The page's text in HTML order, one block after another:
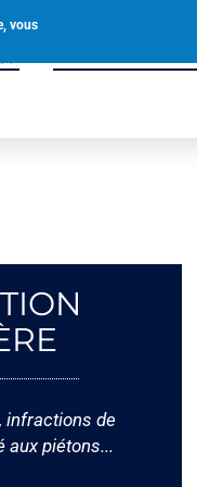
vous
infractions de
aux piétons...